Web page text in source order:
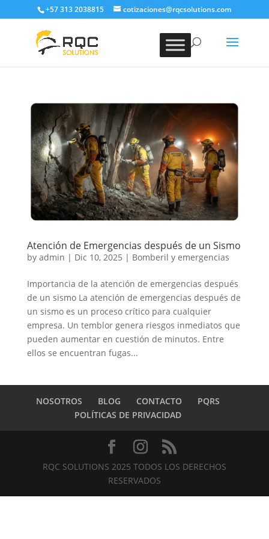
+57 313 2038815 cotizaciones@rqcsolutions.com
Atención de Emergencias después de un Sismo
by admin | Dic 10, 2025 | Bomberil y emergencias
Importancia de la atención de emergencias después
de un sismo La atención de emergencias después de
un sismo es un proceso crítico para cualquier
empresa. Un temblor genera riesgos inmediatos que
pueden aumentar en cuestión de minutos. Entre
ellos se encuentran fugas...
NOSOTROS BLOG CONTACTO
PQRS
POLÍTICAS DE PRIVACIDAD
RQC SOLUTIONS 2025 TODOS LOS DERECHOS
RESERVADOS